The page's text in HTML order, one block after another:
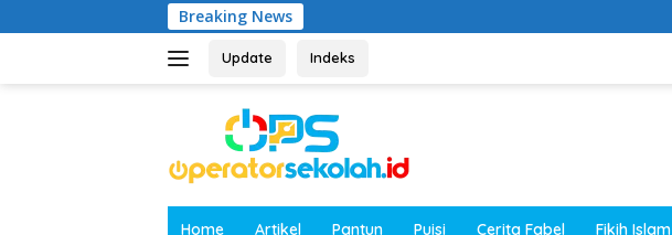
ke
Breaking News
Update Indeks
Home Artikel Pantun Puisi Cerita Fabel Fikih Islam